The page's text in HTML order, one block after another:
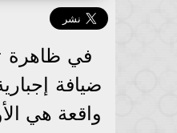
في ظاهرة
واقعة هي